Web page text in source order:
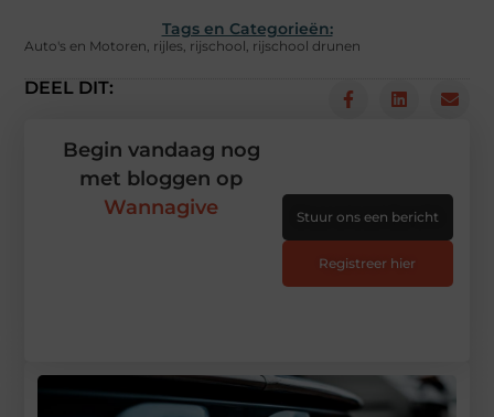
Tags en Categorieën:
Auto's en Motoren, rijles, rijschool, rijschool drunen
DEEL DIT:
Begin vandaag nog
met bloggen op
Wannagive
Stuur ons een bericht
Registreer hier